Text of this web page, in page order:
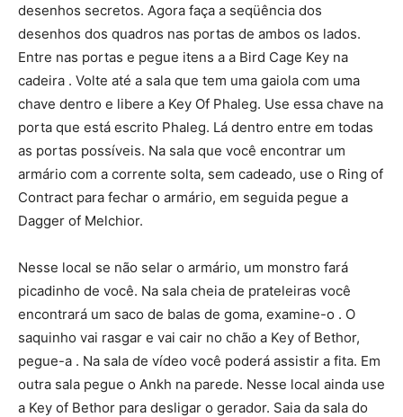
desenhos secretos. Agora faça a seqüência dos
desenhos dos quadros nas portas de ambos os lados.
Entre nas portas e pegue itens a a Bird Cage Key na
cadeira . Volte até a sala que tem uma gaiola com uma
chave dentro e libere a Key Of Phaleg. Use essa chave na
porta que está escrito Phaleg. Lá dentro entre em todas
as portas possíveis. Na sala que você encontrar um
armário com a corrente solta, sem cadeado, use o Ring of
Contract para fechar o armário, em seguida pegue a
Dagger of Melchior.
Nesse local se não selar o armário, um monstro fará
picadinho de você. Na sala cheia de prateleiras você
encontrará um saco de balas de goma, examine-o . O
saquinho vai rasgar e vai cair no chão a Key of Bethor,
pegue-a . Na sala de vídeo você poderá assistir a fita. Em
outra sala pegue o Ankh na parede. Nesse local ainda use
a Key of Bethor para desligar o gerador. Saia da sala do